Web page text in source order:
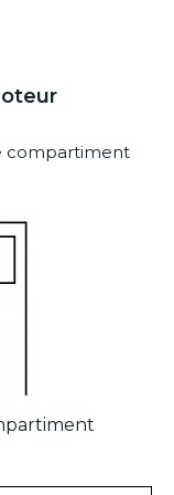
compartiment